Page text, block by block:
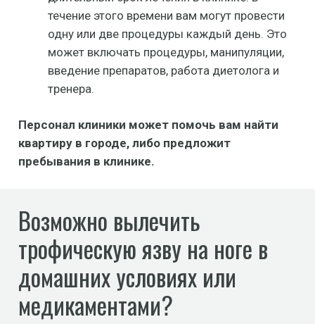
течение этого времени вам могут провести
одну или две процедуры каждый день. Это
может включать процедуры, манипуляции,
введение препаратов, работа диетолога и
тренера.
Персонал клиники может помочь вам найти
квартиру в городе, либо предложит
пребывания в клинике.
Возможно вылечить
трофическую язву на ноге в
домашних условиях или
медикаментами?